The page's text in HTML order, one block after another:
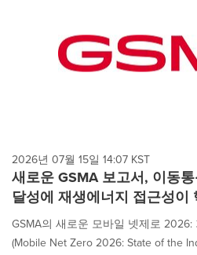
2026년 07월 15일 14:07 KST
새로운 GSMA 보고서, 이동
달성에 재생에너지 접근성이
GSMA의 새로운 모바일 넷제로
(Mobile Net Zero 2026: State of the